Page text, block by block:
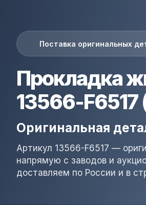
Поставка оригинальных
Прокладка
13566-F6517
Оригинальная
Артикул 13566-F6517 —
напрямую с заводов и
доставляем по России и в